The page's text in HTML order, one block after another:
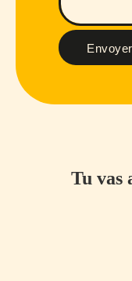
Envoyer
Tu vas